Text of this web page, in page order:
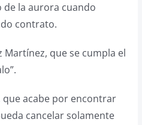
de la aurora cuando
contrato.
Martínez, que se cumpla el
que acabe por encontrar
cancelar solamente